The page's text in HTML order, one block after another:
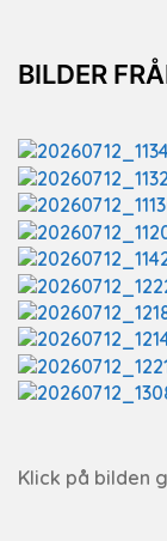
BILDER
Klick på bilden